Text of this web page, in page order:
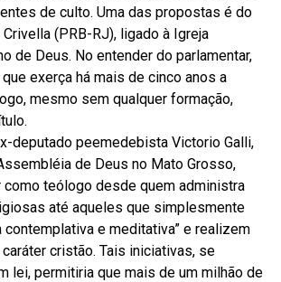
de culto. Uma das propostas é do
(PRB-RJ), ligado à Igreja
de Deus. No entender do parlamentar,
exerça há mais de cinco anos a
mesmo sem qualquer formação,
deputado peemedebista Victorio Galli,
de Deus no Mato Grosso,
como teólogo desde quem administra
até aqueles que simplesmente
contemplativa e meditativa” e realizem
cristão. Tais iniciativas, se
lei, permitiria que mais de um milhão de